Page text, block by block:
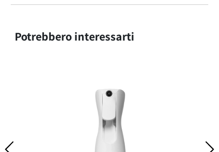
Potrebbero interessarti